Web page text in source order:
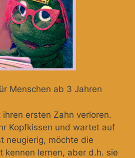
Menschen ab 3 Jahren
ersten Zahn verloren.
Kopfkissen und wartet auf
neugierig, möchte die
kennen lernen, aber d.h. sie